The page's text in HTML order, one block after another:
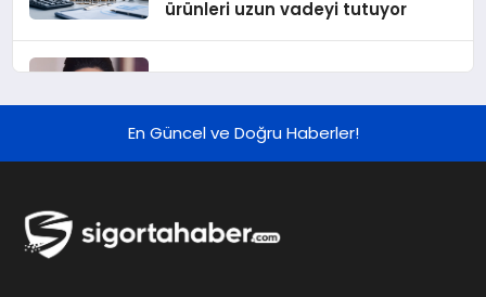
ürünleri uzun vadeyi tutuyor
Sonuçları
Sonuçlarını Açıkladı
En Güncel ve Doğru Haberler!